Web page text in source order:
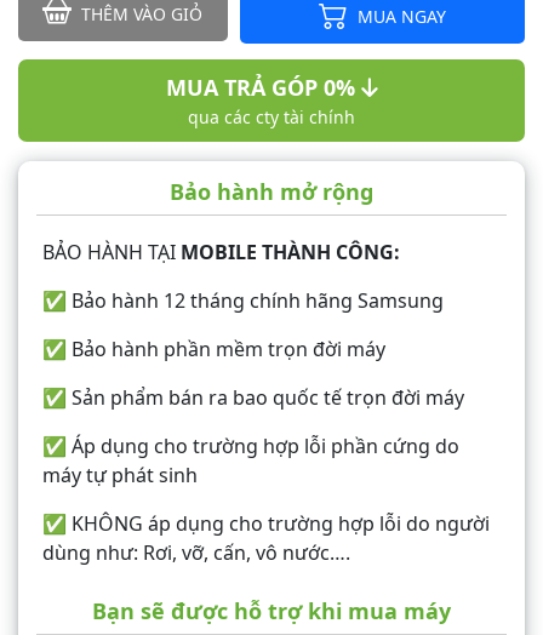
THÊM VÀO GIỎ MUA NGAY
MUA TRẢ GÓP 0%
qua các cty tài chính
Bảo hành mở rộng
BẢO HÀNH TẠI MOBILE THÀNH CÔNG:
✅ Bảo hành 12 tháng chính hãng Samsung
✅ Bảo hành phần mềm trọn đời máy
✅ Sản phẩm bán ra bao quốc tế trọn đời máy
✅ Áp dụng cho trường hợp lỗi phần cứng do
máy tự phát sinh
✅ KHÔNG áp dụng cho trường hợp lỗi do người
dùng như: Rơi, vỡ, cấn, vô nước….
Bạn sẽ được hỗ trợ khi mua máy